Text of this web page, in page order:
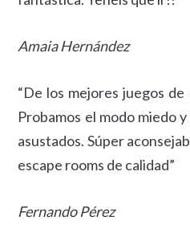
Amaia Hernández
“De los mejores juegos
Probamos el modo miedo
asustados. Súper
escape rooms de calidad”
Fernando Pérez